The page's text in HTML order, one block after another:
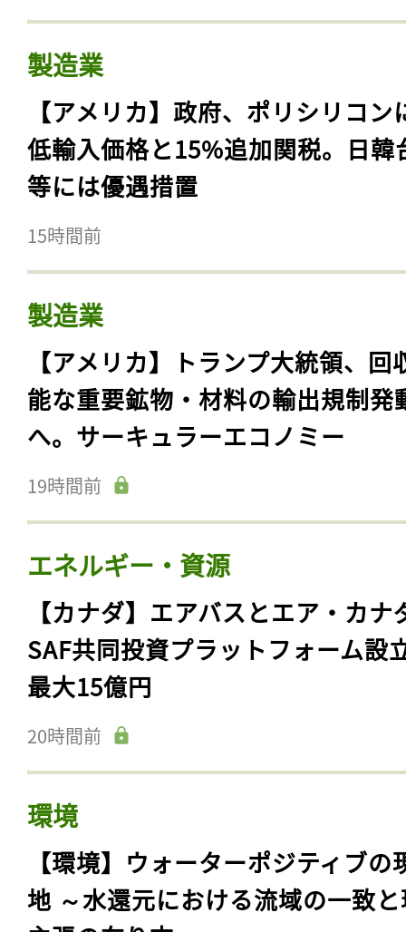
製造業
【アメリカ】政府、ポリシリコン
低輸入価格と15%追加関税。日韓
等には優遇措置
15時間前
製造業
【アメリカ】トランプ大統領、回
能な重要鉱物・材料の輸出規制発
へ。サーキュラーエコノミー
19時間前
エネルギー・資源
【カナダ】エアバスとエア・カナ
SAF共同投資プラットフォーム設
最大15億円
20時間前
環境
【環境】ウォーターポジティブの
地 ～水還元における流域の一致